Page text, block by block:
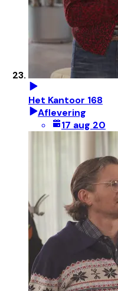
Het Kantoor 168
Aflevering
17 aug 20